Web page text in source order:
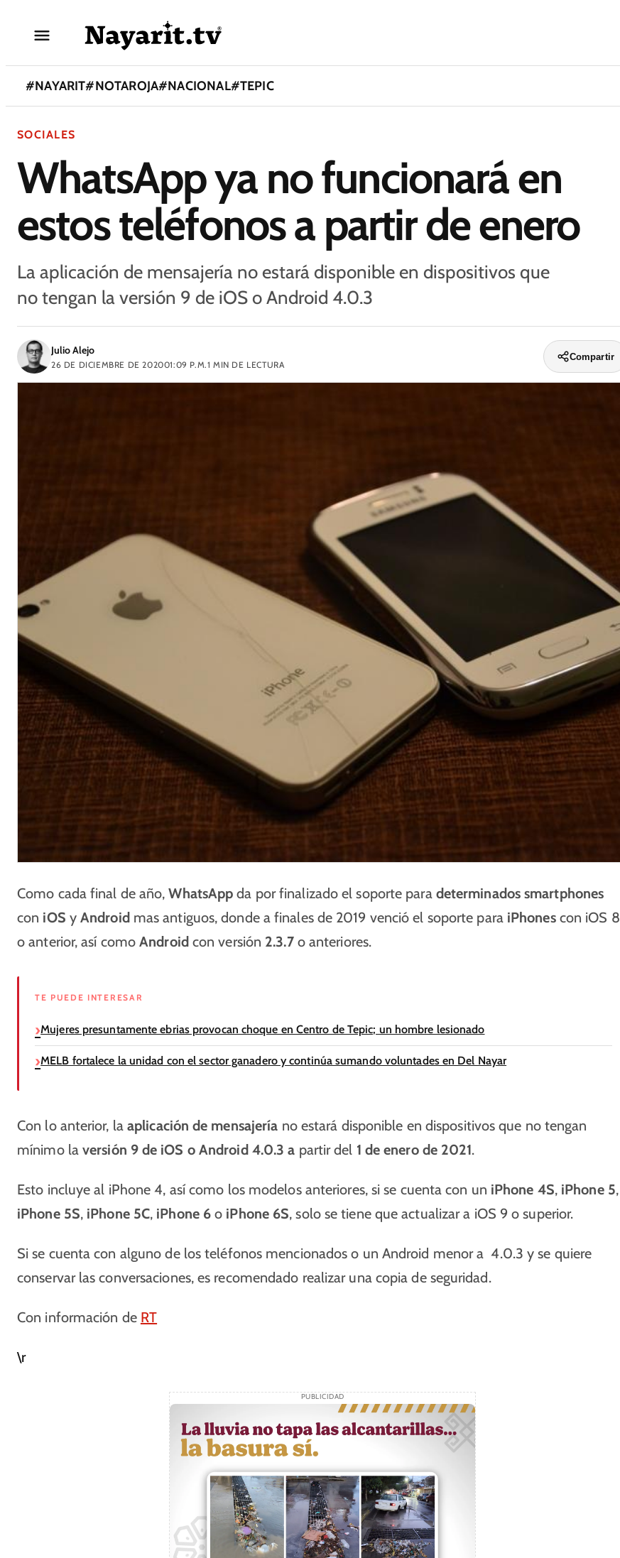
#NAYARIT#NOTAROJA#NACIONAL#TEPIC
SOCIALES
WhatsApp ya no funcionará en
estos teléfonos a partir de enero
La aplicación de mensajería no estará disponible en dispositivos que
no tengan la versión 9 de iOS o Android 4.0.3
Julio Alejo
26 DE DICIEMBRE DE 202001:09 P.M.1 MIN DE LECTURA
Compartir
Como cada final de año,WhatsApp da por finalizado el soporte para determinados smartphones
con iOS yAndroidmas antiguos, donde a finales de 2019 venció el soporte para iPhonescon iOS 8
o anterior, así comoAndroidcon versión 2.3.7o anteriores.
TE PUEDE INTERESAR
Mujeres presuntamente ebrias provocan choque en Centro de Tepic; un hombre lesionado
MELB fortalece la unidad con el sector ganadero y continúa sumando voluntades en Del Nayar
Con lo anterior, la aplicación de mensajería no estará disponible en dispositivos que no tengan
mínimo la versión 9 de iOS o Android 4.0.3 a partir del 1 de enero de 2021.
Esto incluye al iPhone 4, así como los modelos anteriores, si se cuenta con un iPhone 4S, iPhone 5,
iPhone 5S, iPhone 5C, iPhone 6 o iPhone 6S, solo se tiene que actualizar a iOS 9 o superior.
Si se cuenta con alguno de los teléfonos mencionados o un Android menor a 4.0.3 y se quiere
conservar las conversaciones, es recomendado realizar una copia de seguridad.
Con información de RT
\r
PUBLICIDAD